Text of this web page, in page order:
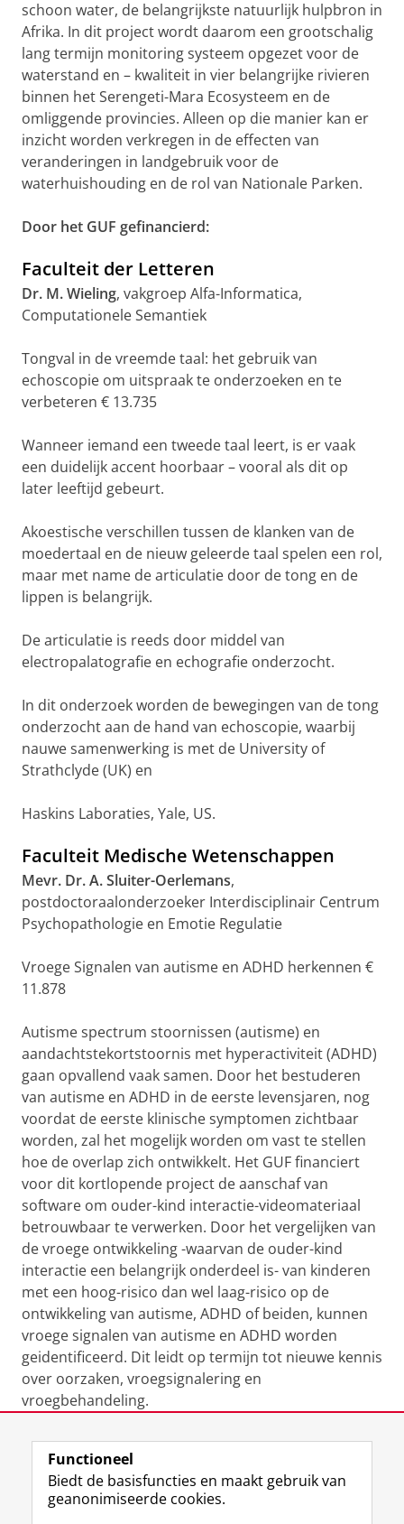
schoon water, de belangrijkste natuurlijk hulpbron in
Afrika. In dit project wordt daarom een grootschalig
lang termijn monitoring systeem opgezet voor de
waterstand en – kwaliteit in vier belangrijke rivieren
binnen het Serengeti-Mara Ecosysteem en de
omliggende provincies. Alleen op die manier kan er
inzicht worden verkregen in de effecten van
veranderingen in landgebruik voor de
waterhuishouding en de rol van Nationale Parken.
Door het GUF gefinancierd:
Faculteit der Letteren
Dr. M. Wieling, vakgroep Alfa-Informatica,
Computationele Semantiek
Tongval in de vreemde taal: het gebruik van
echoscopie om uitspraak te onderzoeken en te
verbeteren € 13.735
Wanneer iemand een tweede taal leert, is er vaak
een duidelijk accent hoorbaar – vooral als dit op
later leeftijd gebeurt.
Akoestische verschillen tussen de klanken van de
moedertaal en de nieuw geleerde taal spelen een rol,
maar met name de articulatie door de tong en de
lippen is belangrijk.
De articulatie is reeds door middel van
electropalatografie en echografie onderzocht.
In dit onderzoek worden de bewegingen van de tong
onderzocht aan de hand van echoscopie, waarbij
nauwe samenwerking is met de University of
Strathclyde (UK) en
Haskins Laboraties, Yale, US.
Faculteit Medische Wetenschappen
Mevr. Dr. A. Sluiter-Oerlemans,
postdoctoraalonderzoeker Interdisciplinair Centrum
Psychopathologie en Emotie Regulatie
Vroege Signalen van autisme en ADHD herkennen €
11.878
Autisme spectrum stoornissen (autisme) en
aandachtstekortstoornis met hyperactiviteit (ADHD)
gaan opvallend vaak samen. Door het bestuderen
van autisme en ADHD in de eerste levensjaren, nog
voordat de eerste klinische symptomen zichtbaar
worden, zal het mogelijk worden om vast te stellen
hoe de overlap zich ontwikkelt. Het GUF financiert
voor dit kortlopende project de aanschaf van
software om ouder-kind interactie-videomateriaal
betrouwbaar te verwerken. Door het vergelijken van
de vroege ontwikkeling -waarvan de ouder-kind
interactie een belangrijk onderdeel is- van kinderen
met een hoog-risico dan wel laag-risico op de
ontwikkeling van autisme, ADHD of beiden, kunnen
vroege signalen van autisme en ADHD worden
geidentificeerd. Dit leidt op termijn tot nieuwe kennis
over oorzaken, vroegsignalering en
vroegbehandeling.
Laatst gewijzigd: 15 maart 2022 11:32
Functioneel
Biedt de basisfuncties en maakt gebruik van
geanonimiseerde cookies.